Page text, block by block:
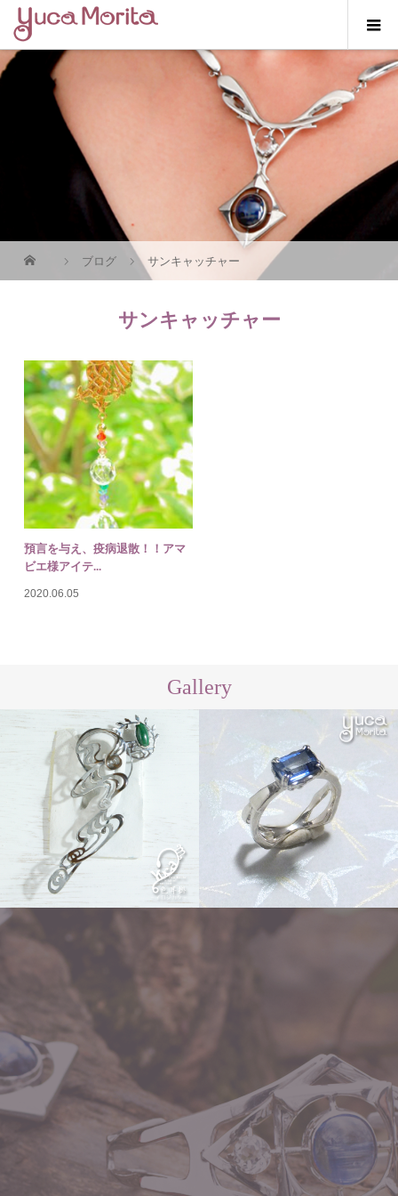
ブログ サンキャッチャー
サンキャッチャー
預言を与え、疫病退散！！アマ
ビエ様アイテ...
2020.06.05
Gallery
ear hook「イロジカケ」
flow
Order